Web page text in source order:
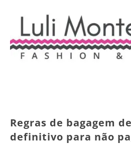
Regras de bagagem
definitivo para não